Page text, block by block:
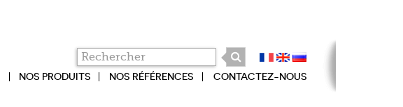
NOS PRODUITS NOS RÉFÉRENCES CONTACTEZ-NOUS